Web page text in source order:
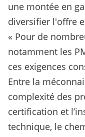
une montée en
diversifier l'offre
« Pour de
notamment les
ces exigences
Entre la
complexité des
certification et
technique, le